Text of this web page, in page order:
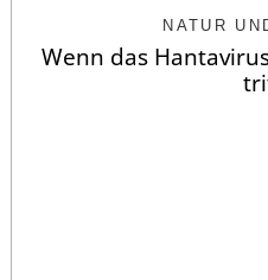
NATUR
Wenn das